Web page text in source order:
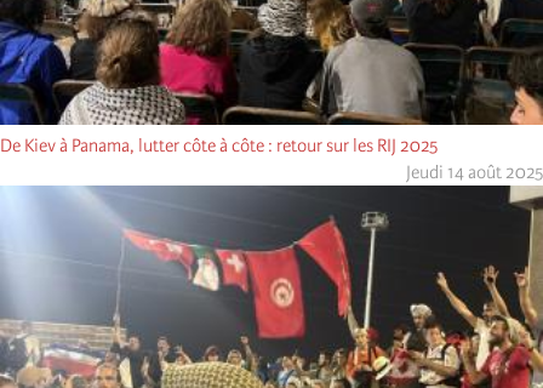
De Kiev à Panama, lutter côte à côte : retour sur les RIJ 2025
Jeudi 14 août 2025